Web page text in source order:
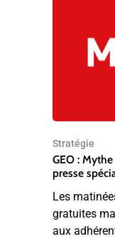
Stratégie
GEO :
presse
Les
gratuites
aux